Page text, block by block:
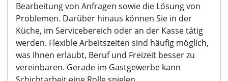
Bearbeitung von Anfragen sowie die Lösung von
Problemen. Darüber hinaus können Sie in der
Küche, im Servicebereich oder an der Kasse tätig
werden. Flexible Arbeitszeiten sind häufig möglich,
was Ihnen erlaubt, Beruf und Freizeit besser zu
vereinbaren. Gerade im Gastgewerbe kann